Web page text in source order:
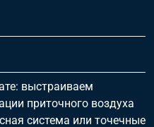
выстраиваем
приточного воздуха
система или точечные